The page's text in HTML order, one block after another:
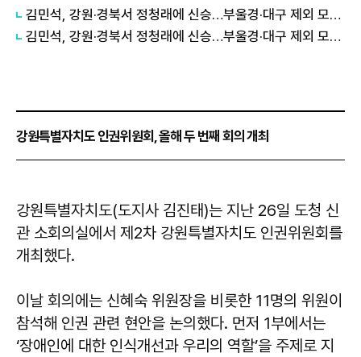
김민석, 강원·경북서 정청래에 신승…부울경·대구 제외 모두 웃었다 外
김민석, 강원·경북서 정청래에 신승…부울경·대구 제외 모두 웃었다
강원특별자치도 인권위원회, 올해 두 번째 회의 개최
강원특별자치도(도지사 김진태)는 지난 26일 도청 신
관 소회의실에서 제2차 강원특별자치도 인권위원회를
개최했다.
이날 회의에는 신혜숙 위원장을 비롯한 11명의 위원이
참석해 인권 관련 현안을 논의했다. 먼저 1부에서는
‘장애인에 대한 인식개선과 우리의 역할’을 주제로 지